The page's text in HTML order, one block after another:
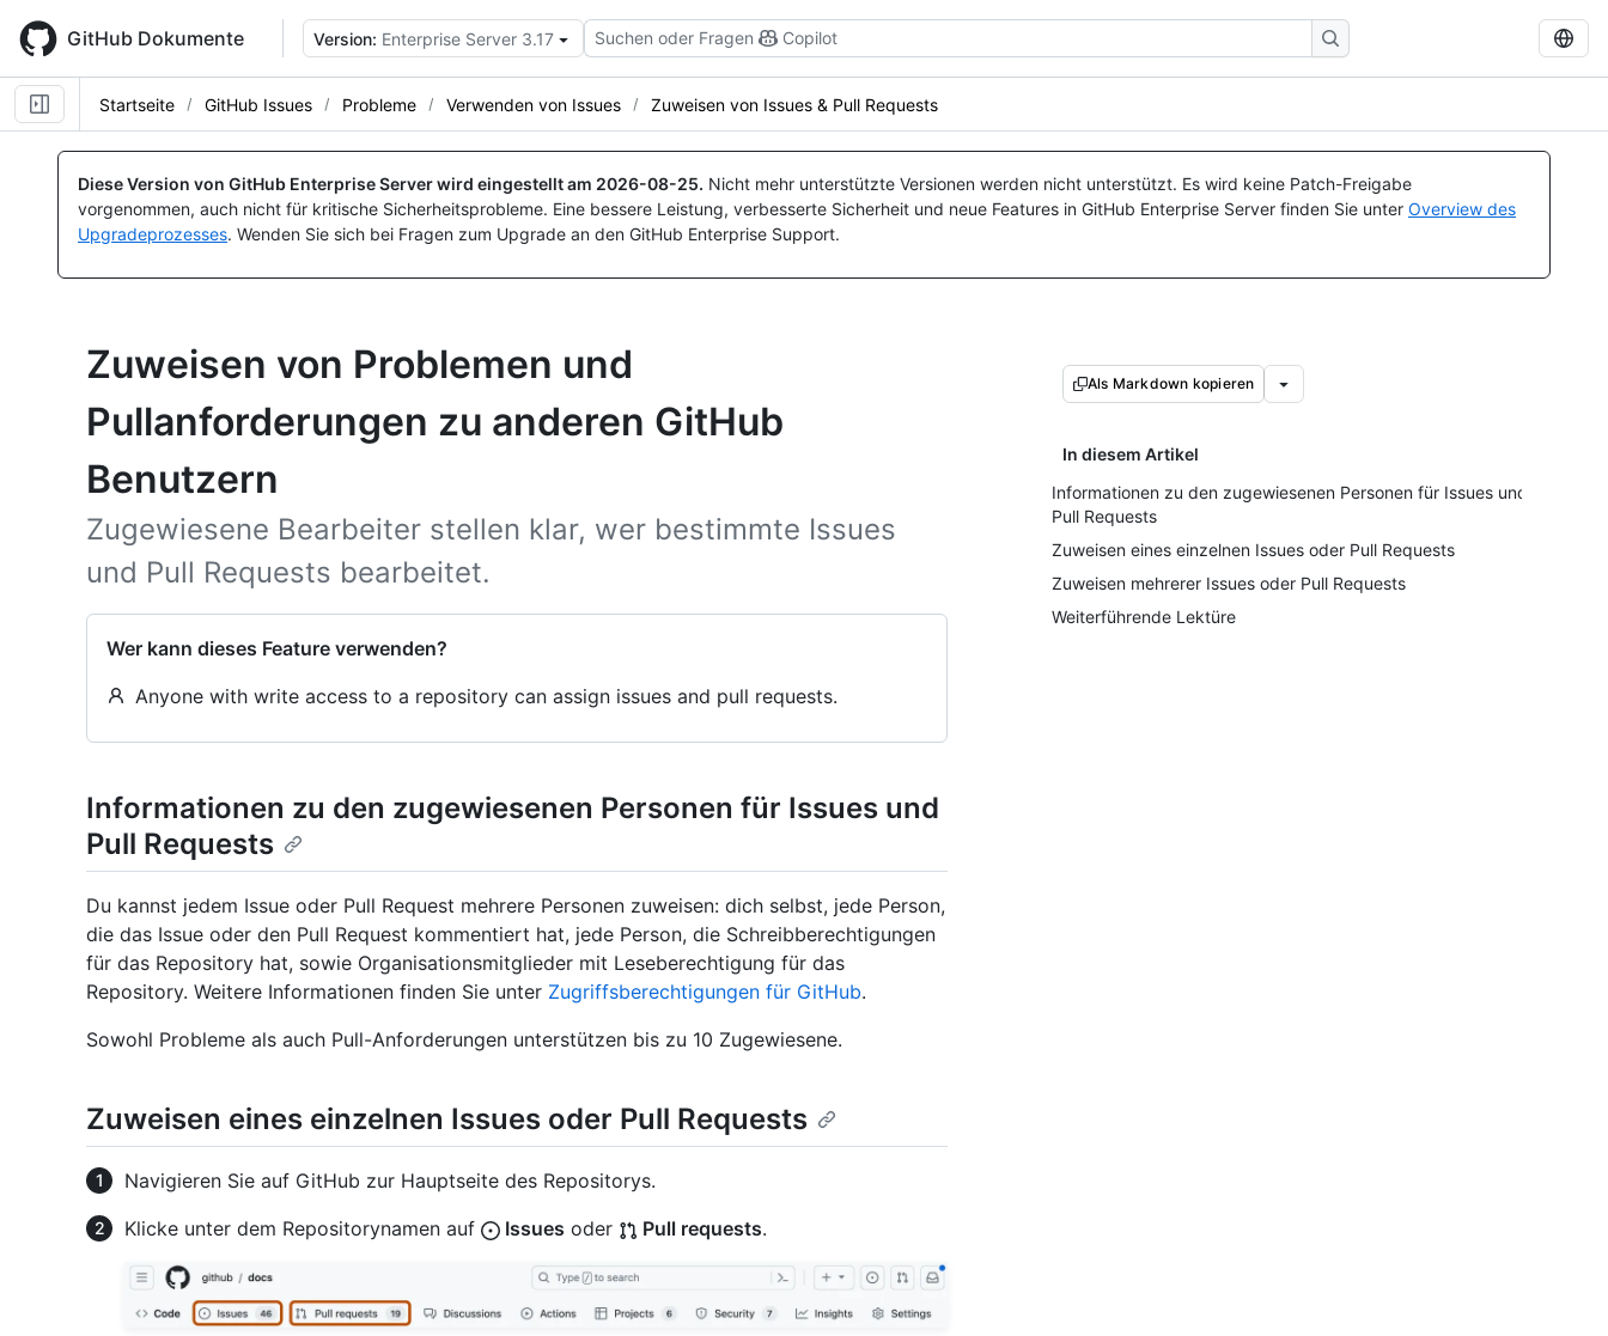
main
content
GitHub Dokumente Version: Enterprise Server 3.17 Suchen oder Fragen Copilot
Startseite GitHub Issues Probleme Verwenden von Issues Zuweisen von Issues & Pull Requests
Diese Version von GitHub Enterprise Server wird eingestellt am 2026-08-25. Nicht mehr unterstützte Versionen werden nicht unterstützt. Es wird keine Patch-Freigabe
vorgenommen, auch nicht für kritische Sicherheitsprobleme. Eine bessere Leistung, verbesserte Sicherheit und neue Features in GitHub Enterprise Server finden Sie unter Overview des
Upgradeprozesses. Wenden Sie sich bei Fragen zum Upgrade an den GitHub Enterprise Support.
Zuweisen von Problemen und
Pullanforderungen zu anderen GitHub
Benutzern
Zugewiesene Bearbeiter stellen klar, wer bestimmte Issues
und Pull Requests bearbeitet.
Wer kann dieses Feature verwenden?
Anyone with write access to a repository can assign issues and pull requests.
Als Markdown kopieren
In diesem Artikel
Informationen zu den zugewiesenen Personen für Issues und
Pull Requests
Zuweisen eines einzelnen Issues oder Pull Requests
Zuweisen mehrerer Issues oder Pull Requests
Weiterführende Lektüre
Informationen zu den zugewiesenen Personen für Issues und
Pull Requests
Du kannst jedem Issue oder Pull Request mehrere Personen zuweisen: dich selbst, jede Person,
die das Issue oder den Pull Request kommentiert hat, jede Person, die Schreibberechtigungen
für das Repository hat, sowie Organisationsmitglieder mit Leseberechtigung für das
Repository. Weitere Informationen finden Sie unter Zugriffsberechtigungen für GitHub.
Sowohl Probleme als auch Pull-Anforderungen unterstützen bis zu 10 Zugewiesene.
Zuweisen eines einzelnen Issues oder Pull Requests
Navigieren Sie auf GitHub zur Hauptseite des Repositorys.
Klicke unter dem Repositorynamen auf
Issues oder Pull requests.